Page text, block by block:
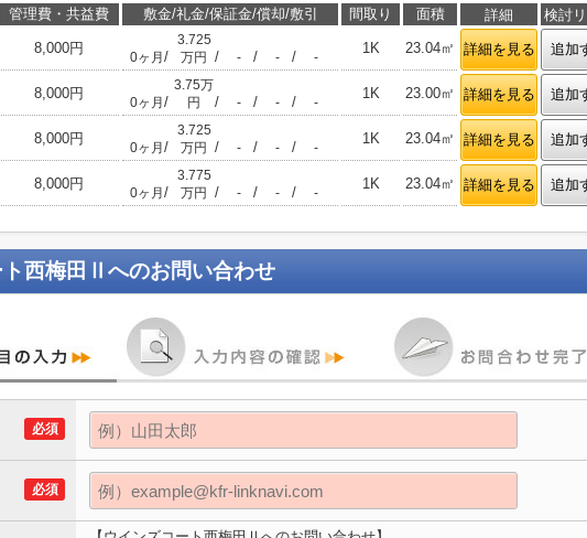
管理費・共益費 敷金/礼金/保証金/償却/敷引 間取り 面積 詳細
検討
8,000円
0ヶ月 /
3.725
万円
/ - / - / -
1K 23.04㎡ 詳細を見る 追加
8,000円
0ヶ月 /
3.75万
円
/ - / - / -
1K 23.00㎡ 詳細を見る 追加
8,000円
0ヶ月 /
3.725
万円
/ - / - / -
1K 23.04㎡ 詳細を見る 追加
8,000円
0ヶ月 /
3.775
万円
/ - / - / -
1K 23.04㎡ 詳細を見る 追加
西梅田Ⅱ へのお問い合わせ
必須
必須